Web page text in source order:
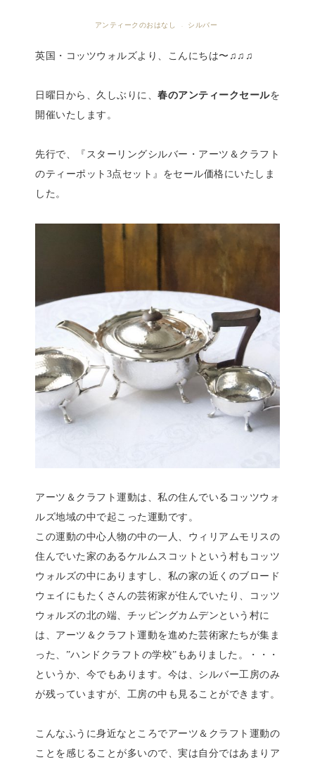
アンティークのおはなし · シルバー
英国・コッツウォルズより、こんにちは〜♫♫♫
日曜日から、久しぶりに、 春のアンティークセールを
開催いたします。
先行で、『スターリングシルバー・アーツ＆クラフト
のティーポット3点セット』をセール価格にいたしま
した。
アーツ＆クラフト運動は、私の住んでいるコッツウォ
ルズ地域の中で起こった運動です。
この運動の中心人物の中の一人、ウィリアムモリスの
住んでいた家のあるケルムスコットという村もコッツ
ウォルズの中にありますし、私の家の近くのブロード
ウェイにもたくさんの芸術家が住んでいたり、コッツ
ウォルズの北の端、チッピングカムデンという村に
は、アーツ＆クラフト運動を進めた芸術家たちが集ま
った、”ハンドクラフトの学校”もありました。・・・
というか、今でもあります。今は、シルバー工房のみ
が残っていますが、工房の中も見ることができます。
こんなふうに身近なところでアーツ＆クラフト運動の
ことを感じることが多いので、実は自分ではあまりア